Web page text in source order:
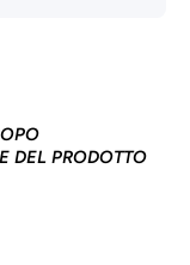
DEL PRODOTTO